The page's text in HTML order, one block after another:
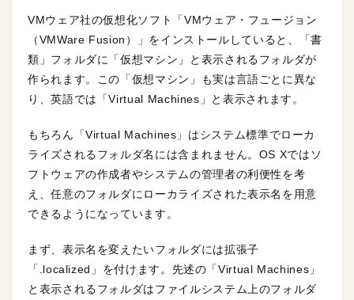
VMウェア社の仮想化ソフト「VMウェア・フュージョン
（VMWare Fusion）」をインストールしていると、「書
類」フォルダに「仮想マシン」と表示されるフォルダが
作られます。この「仮想マシン」も実は言語ごとに異な
り、英語では「Virtual Machines」と表示されます。
もちろん「Virtual Machines」はシステム標準でローカ
ライズされるフォルダ名には含まれません。OS Xではソ
フトウェアの作成者やシステムの管理者の利便性を考
え、任意のフォルダにローカライズされた表示名を用意
できるようになっています。
まず、表示名を変えたいフォルダには拡張子
「.localized」を付けます。先述の「Virtual Machines」
と表示されるフォルダはファイルシステム上のフォルダ